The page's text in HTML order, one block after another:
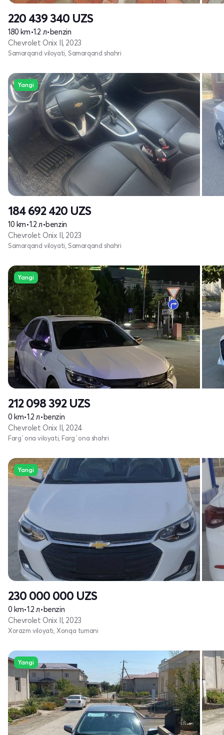
220 439 340 UZS
180 km•1.2 л•benzin
Chevrolet Onix II, 2023
Samarqand viloyati, Samarqand shahri
Yangi
184 692 420 UZS
10 km•1.2 л•benzin
Chevrolet Onix II, 2023
Samarqand viloyati, Samarqand shahri
Yangi
212 098 392 UZS
0 km•1.2 л•benzin
Chevrolet Onix II, 2024
Farg`ona viloyati, Farg`ona shahri
Yangi
230 000 000 UZS
0 km•1.2 л•benzin
Chevrolet Onix II, 2023
Xorazm viloyati, Xonqa tumani
Yangi